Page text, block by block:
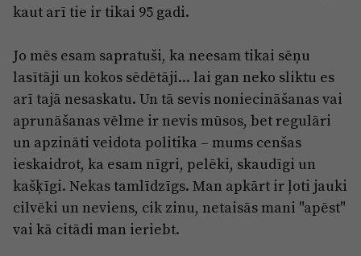
kaut arī tie ir tikai 95 gadi.
Jo mēs esam sapratuši, ka neesam tikai sēņu
lasītāji un kokos sēdētāji... lai gan neko sliktu es
arī tajā nesaskatu. Un tā sevis noniecināšanas vai
aprunāšanas vēlme ir nevis mūsos, bet regulāri
un apzināti veidota politika – mums cenšas
ieskaidrot, ka esam nīgri, pelēki, skaudīgi un
kašķīgi. Nekas tamlīdzīgs. Man apkārt ir ļoti jauki
cilvēki un neviens, cik zinu, netaisās mani "apēst"
vai kā citādi man ieriebt.